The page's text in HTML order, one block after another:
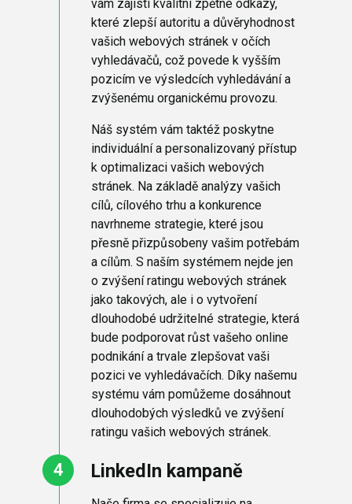
vám zajistí kvalitní zpětné odkazy,
které zlepší autoritu a důvěryhodnost
vašich webových stránek v očích
vyhledávačů, což povede k vyšším
pozicím ve výsledcích vyhledávání a
zvýšenému organickému provozu.
Náš systém vám taktéž poskytne
individuální a personalizovaný přístup
k optimalizaci vašich webových
stránek. Na základě analýzy vašich
cílů, cílového trhu a konkurence
navrhneme strategie, které jsou
přesně přizpůsobeny vašim potřebám
a cílům. S naším systémem nejde jen
o zvýšení ratingu webových stránek
jako takových, ale i o vytvoření
dlouhodobé udržitelné strategie, která
bude podporovat růst vašeho online
podnikání a trvale zlepšovat vaši
pozici ve vyhledávačích. Díky našemu
systému vám pomůžeme dosáhnout
dlouhodobých výsledků ve zvýšení
ratingu vašich webových stránek.
LinkedIn kampaně